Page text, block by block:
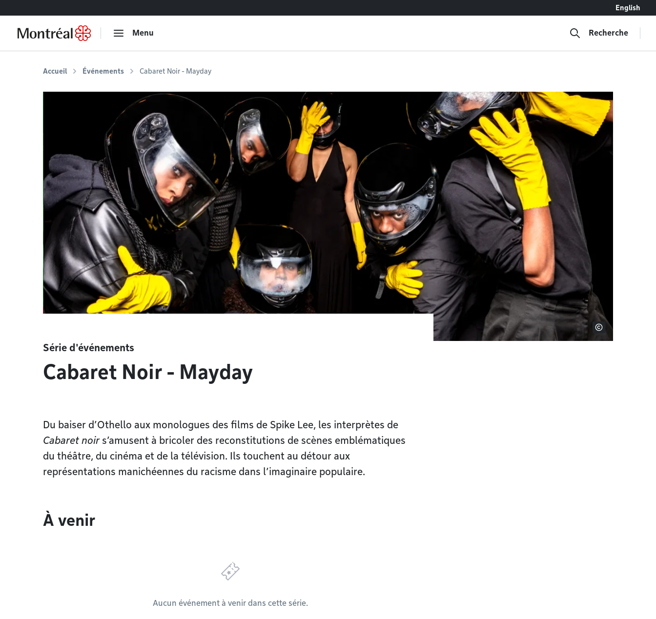
English
Menu Recherche
Accueil Événements Cabaret Noir - Mayday
Série d'événements
Cabaret Noir - Mayday
Du baiser d’Othello aux monologues des films de Spike Lee, les interprètes de
Cabaret noirs’amusent à bricoler des reconstitutions de scènes emblématiques
du théâtre, du cinéma et de la télévision. Ils touchent au détour aux
représentations manichéennes du racisme dans l’imaginaire populaire.
À venir
Aucun événement à venir dans cette série.